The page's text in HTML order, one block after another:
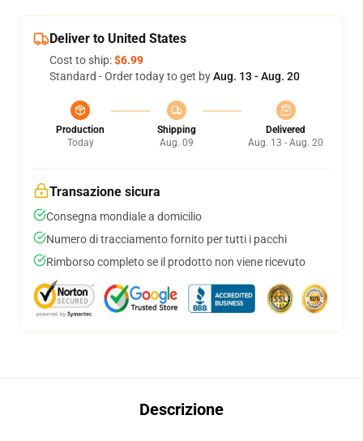
Deliver to United States
Cost to ship:$6.99
Standard - Order today to get byAug. 13 - Aug. 20
Production
Today
Shipping
Aug. 09
Delivered
Aug. 13 - Aug. 20
Transazione sicura
Consegna mondiale a domicilio
Numero di tracciamento fornito per tutti i pacchi
Rimborso completo se il prodotto non viene ricevuto
Descrizione